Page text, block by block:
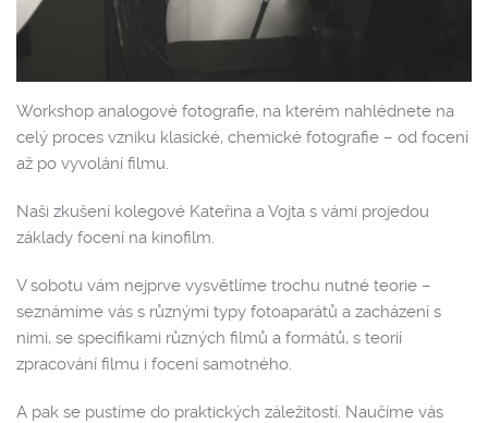
Workshop analogové fotografie, na kterém nahlédnete na
celý proces vzniku klasické, chemické fotografie – od focení
až po vyvolání filmu.
Naši zkušení kolegové Kateřina a Vojta s vámi projedou
základy focení na kinofilm.
V sobotu vám nejprve vysvětlíme trochu nutné teorie –
seznámíme vás s různými typy fotoaparátů a zacházení s
nimi, se specifikami různých filmů a formátů, s teorií
zpracování filmu i focení samotného.
A pak se pustíme do praktických záležitostí. Naučíme vás